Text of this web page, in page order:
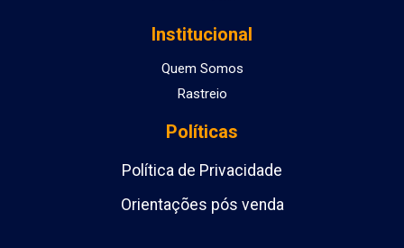
Institucional
Quem Somos
Rastreio
Políticas
Política de Privacidade
Orientações pós venda